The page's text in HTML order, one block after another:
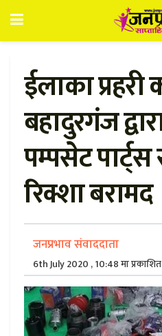
ईलाका प्रहरी
बहादुरगंज
पम्पसेट
रिक्शा बरामद
जनप्रभाव संवाददाता
6th July 2020 , 10:48 मा प्रकाशित